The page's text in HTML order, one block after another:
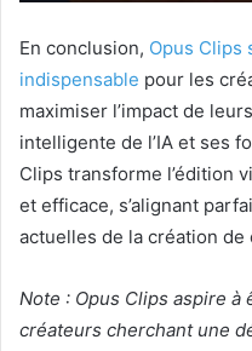
En conclusion, Opus Clips
indispensable pour les
maximiser l’impact de
intelligente de l’IA et ses
Clips transforme l’édition
et efficace, s’alignant
actuelles de la création de
Note : Opus Clips aspire
créateurs cherchant une